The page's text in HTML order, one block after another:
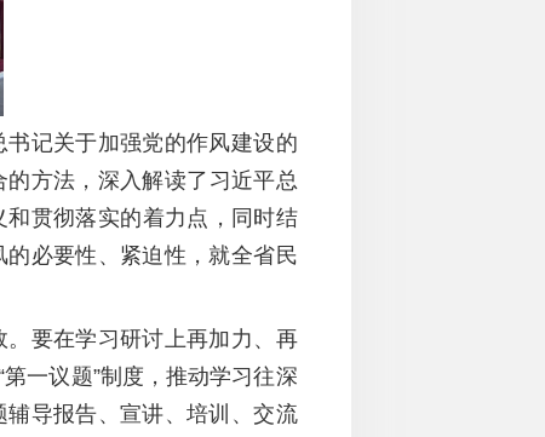
书记关于加强党的作风建设的
方法，深入解读了 习近平总
和贯彻落实的着力点，同时结
必要性、紧迫性，就全省民
要在学习研讨上再加力、再
第一议题”制度，推动学习往深
导报告、宣讲、培训、交流